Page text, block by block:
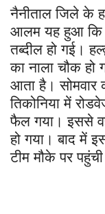
नैनीताल जिले के
आलम यह हुआ कि
तब्दील हो गई।
का नाला चौक हो
आता है। सोमवार
तिकोनिया में
फैल गया। इससे
हो गया। बाद में
टीम मौके पर